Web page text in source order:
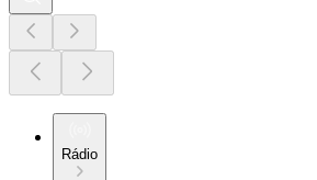
Rádio